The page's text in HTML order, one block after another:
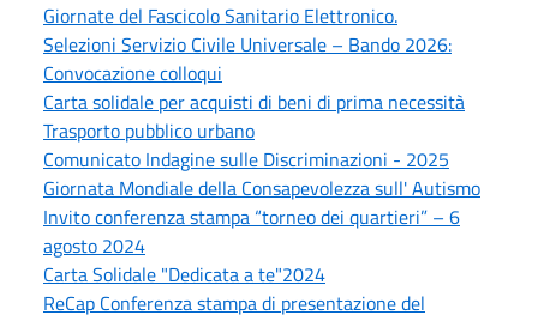
Giornate del Fascicolo Sanitario Elettronico.
Selezioni Servizio Civile Universale – Bando 2026:
Convocazione colloqui
Carta solidale per acquisti di beni di prima necessità
Trasporto pubblico urbano
Comunicato Indagine sulle Discriminazioni - 2025
Giornata Mondiale della Consapevolezza sull' Autismo
Invito conferenza stampa “torneo dei quartieri” – 6
agosto 2024
Carta Solidale "Dedicata a te"2024
ReCap Conferenza stampa di presentazione del